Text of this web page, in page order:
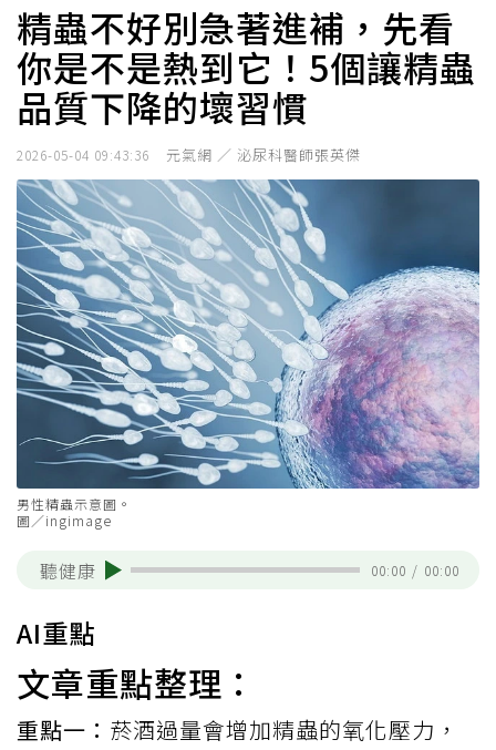
精蟲不好別急著進補，先看
你是不是熱到它！5個讓精蟲
品質下降的壞習慣
2026-05-04 09:43:36 元氣網 ／ 泌尿科醫師張英傑
男性精蟲示意圖。
圖／ingimage
聽健康 00:00 / 00:00
AI重點
文章重點整理：
重點一： 菸酒過量會增加精蟲的氧化壓力，